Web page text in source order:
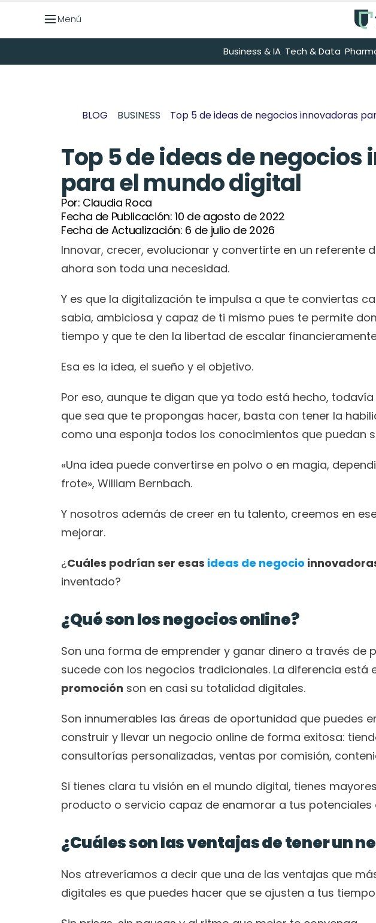
Menú
Business & IA Tech & Data
BLOG BUSINESS Top 5 de ideas de negocios innovadoras
Top 5 de ideas de
para el mundo digital
Por: Claudia Roca
Fecha de Publicación: 10 de agosto de 2022
Fecha de Actualización: 6 de julio de 2026
Innovar, crecer, evolucionar y convertirte en un referente
ahora son toda una necesidad.
Y es que la digitalización te impulsa a que te conviertas
sabia, ambiciosa y capaz de ti mismo pues te permite
tiempo y que te den la libertad de escalar
Esa es la idea, el sueño y el objetivo.
Por eso, aunque te digan que ya todo está hecho,
que sea que te propongas hacer, basta con tener la
como una esponja todos los conocimientos que puedan
«Una idea puede convertirse en polvo o en magia,
frote», William Bernbach.
Y nosotros además de creer en tu talento, creemos en
mejorar.
¿Cuáles podrían ser esas ideas de negocio
inventado?
¿Qué son los negocios online?
Son una forma de emprender y ganar dinero a través de
sucede con los negocios tradicionales. La diferencia está
promoción son en casi su totalidad digitales.
Son innumerables las áreas de oportunidad que puedes
construir y llevar un negocio online de forma exitosa:
consultorías personalizadas, ventas por comisión,
Si tienes clara tu visión en el mundo digital, tienes
producto o servicio capaz de enamorar a tus potenciales
¿Cuáles son las ventajas de tener un
Nos atreveríamos a decir que una de las ventajas que
digitales es que puedes hacer que se ajusten a tus